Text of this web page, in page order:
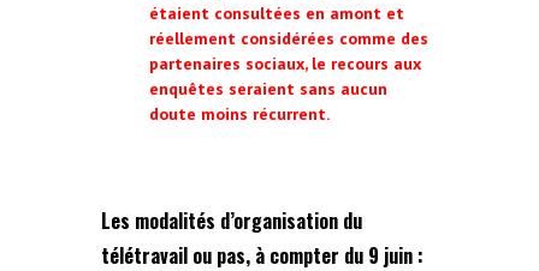
étaient consultées en amont et
réellement considérées comme des
partenaires sociaux, le recours aux
enquêtes seraient sans aucun
doute moins récurrent.
Les modalités d’organisation du
télétravail ou pas, à compter du 9 juin :